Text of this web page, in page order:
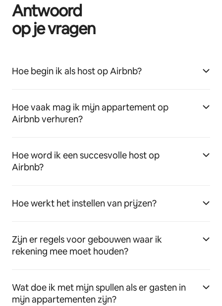
Antwoord
op je vragen
Hoe begin ik als host op Airbnb?
Hoe vaak mag ik mijn appartement op
Airbnb verhuren?
Hoe word ik een succesvolle host op
Airbnb?
Hoe werkt het instellen van prijzen?
Zijn er regels voor gebouwen waar ik
rekening mee moet houden?
Wat doe ik met mijn spullen als er gasten in
mijn appartementen zijn?